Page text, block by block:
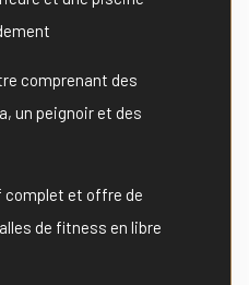
comprenant des
un peignoir et des
et offre de
de fitness en libre